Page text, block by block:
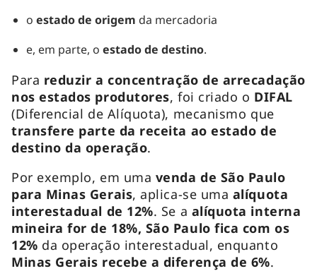
o estado de origem da mercadoria
e, em parte, o estado de destino.
Para reduzir a concentração de arrecadação
nos estados produtores, foi criado o DIFAL
(Diferencial de Alíquota), mecanismo que
transfere parte da receita ao estado de
destino da operação.
Por exemplo, em uma venda de São Paulo
para Minas Gerais, aplica-se uma alíquota
interestadual de 12%. Se a alíquota interna
mineira for de 18%, São Paulo fica com os
12% da operação interestadual, enquanto
Minas Gerais recebe a diferença de 6%.